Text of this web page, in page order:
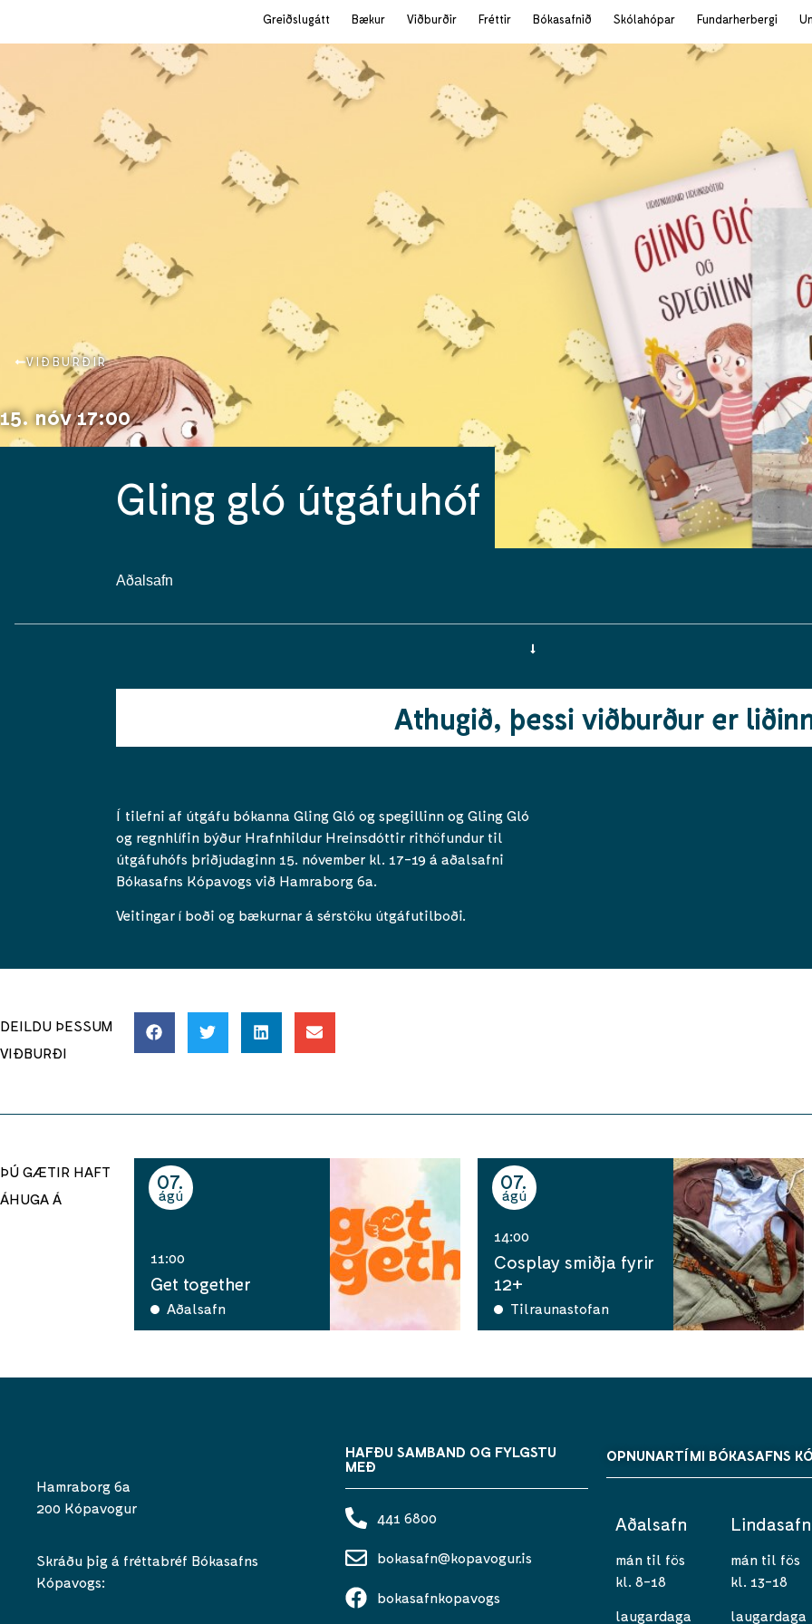
Greiðslugátt Bækur Viðburðir Fréttir Bókasafnið Skólahópar Fundarherbergi
VIÐBURÐIR
15. nóv 17:00
Gling gló útgáfuhóf
Aðalsafn
Athugið, þessi viðburður er
Í tilefni af útgáfu bókanna Gling Gló og spegillinn og Gling Gló
og regnhlífin býður Hrafnhildur Hreinsdóttir rithöfundur til
útgáfuhófs þriðjudaginn 15. nóvember kl. 17-19 á aðalsafni
Bókasafns Kópavogs við Hamraborg 6a.
Veitingar í boði og bækurnar á sérstöku útgáfutilboði.
DEILDU ÞESSUM
VIÐBURÐI
ÞÚ GÆTIR HAFT
ÁHUGA Á
07
ágú
11:00
Get together
Aðalsafn
07
ágú
14:00
Cosplay smiðja fyrir
12+
Tilraunastofan
Hamraborg 6a
200 Kópavogur
Skráðu þig á fréttabréf Bókasafns
Kópavogs:
HAFÐU SAMBAND OG FYLGSTU
MEÐ
441 6800
bokasafn@kopavogur.is
bokasafnkopavogs
OPNUNARTÍMI BÓKASAFNS
Aðalsafn
mán til fös
kl. 8-18
laugardaga
Lindasafn
mán til fös
kl. 13-18
laugardaga